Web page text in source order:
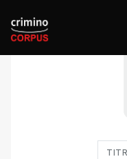
Panneau de gestion des